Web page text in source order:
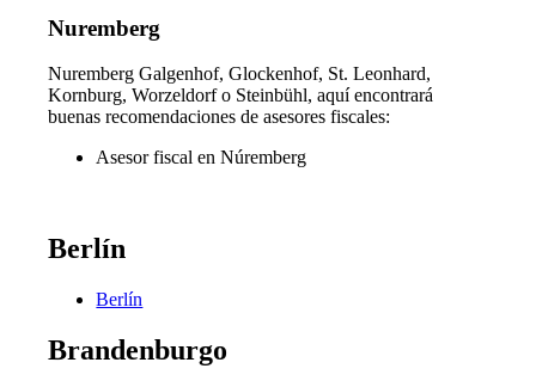
Nuremberg
Nuremberg Galgenhof, Glockenhof, St. Leonhard,
Kornburg, Worzeldorf o Steinbühl, aquí encontrará
buenas recomendaciones de asesores fiscales:
Asesor fiscal en Núremberg
Berlín
Berlín
Brandenburgo